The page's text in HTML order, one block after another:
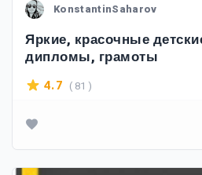
KonstantinSaharov
Яркие, красочные
дипломы, грамоты
4.7 ( 81 )